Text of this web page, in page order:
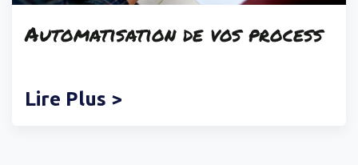
Automatisation de vos process
Lire Plus >